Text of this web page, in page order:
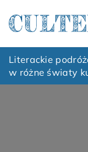
Literackie
książki
Literackie
w różne światy
Jak przygotować
o zakończeniu